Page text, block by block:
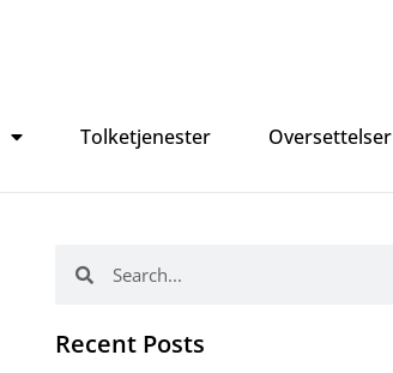
Tolketjenester Oversettelser
Recent Posts